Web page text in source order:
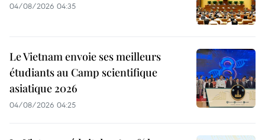
04/08/2026 04:35
Le Vietnam envoie ses meilleurs
étudiants au Camp scientifique
asiatique 2026
04/08/2026 04:25